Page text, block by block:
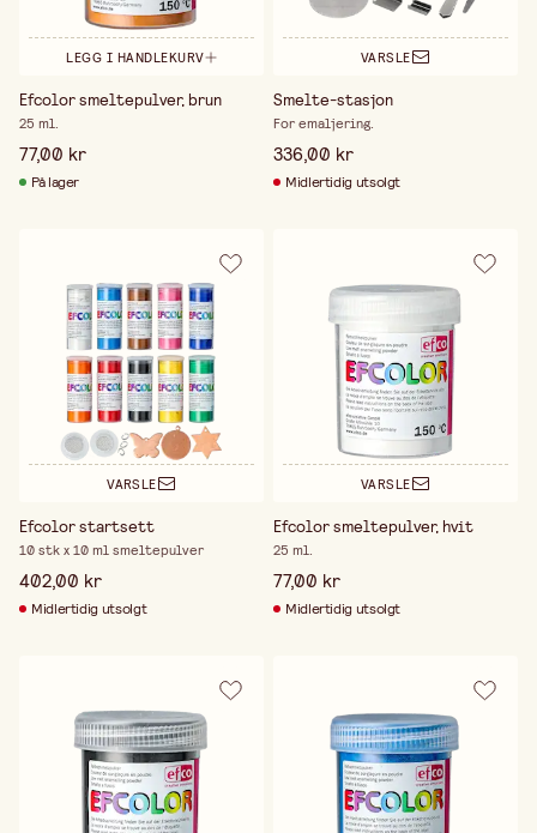
LEGG I HANDLEKURV
Efcolor smeltepulver, brun
25 ml.
77,00 kr
På lager
VARSLE
Smelte-stasjon
For emaljering.
336,00 kr
Midlertidig utsolgt
VARSLE
Efcolor startsett
10 stk x 10 ml smeltepulver
402,00 kr
Midlertidig utsolgt
VARSLE
Efcolor smeltepulver, hvit
25 ml.
77,00 kr
Midlertidig utsolgt